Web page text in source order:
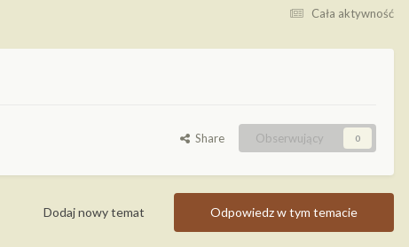
Cała aktywność
Share Obserwujący 0
Odpowiedz w tym temacie
Dodaj nowy temat